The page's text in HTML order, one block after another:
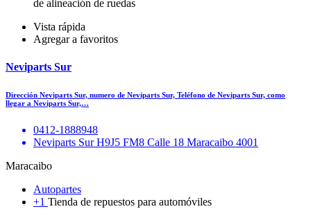
de alineación de ruedas
Vista rápida
Agregar a favoritos
Neviparts Sur
Dirección Neviparts Sur, numero de Neviparts Sur, Teléfono de Neviparts Sur, como
llegar a Neviparts Sur,…
0412-1888948
Neviparts Sur H9J5 FM8 Calle 18 Maracaibo 4001
Maracaibo
Autopartes
+1 Tienda de repuestos para automóviles